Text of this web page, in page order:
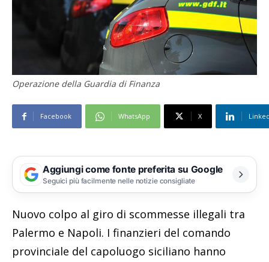
Operazione della Guardia di Finanza
Facebook WhatsApp X
Aggiungi come fonte preferita su Google
Seguici più facilmente nelle notizie consigliate
Nuovo colpo al giro di scommesse illegali tra
Palermo e Napoli. I finanzieri del comando
provinciale del capoluogo siciliano hanno